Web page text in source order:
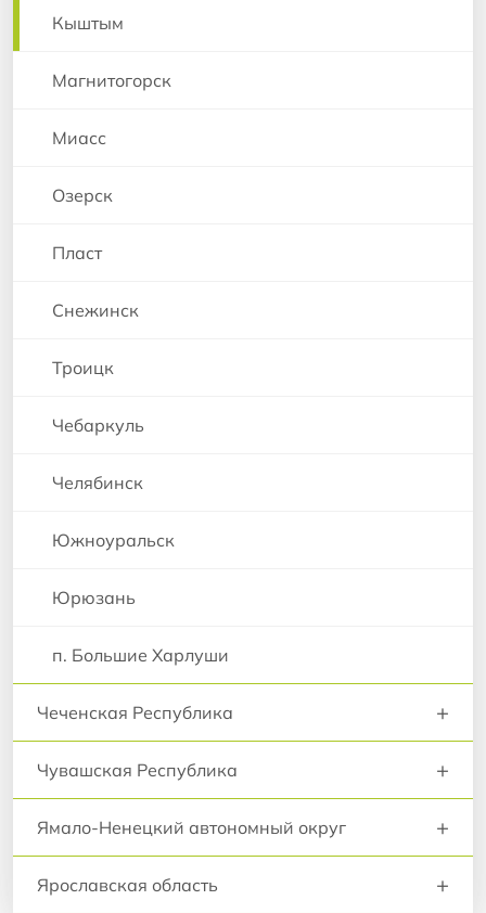
Кыштым
Магнитогорск
Миасс
Озерск
Пласт
Снежинск
Троицк
Чебаркуль
Челябинск
Южноуральск
Юрюзань
п. Большие Харлуши
Чеченская Республика +
Чувашская Республика +
Ямало-Ненецкий автономный округ +
Ярославская область +